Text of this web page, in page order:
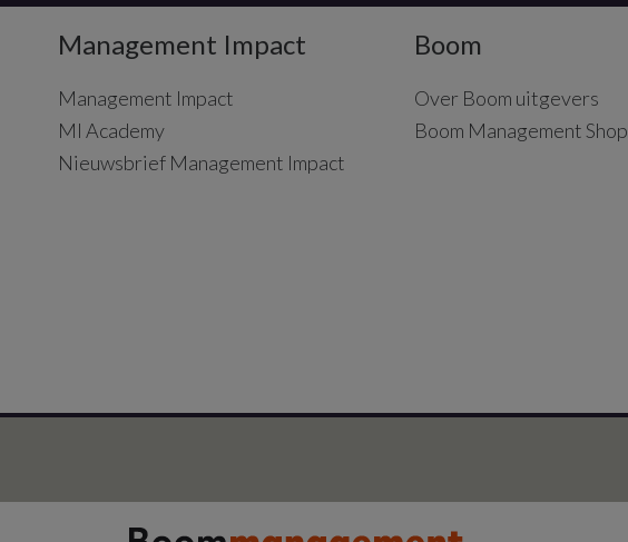
Management Impact
Management Impact
MI Academy
Nieuwsbrief Management Impact
Boom
Over Boom uitgevers
Boom Management Shop